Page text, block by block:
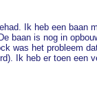
Ik heb een
baan is nog in
was het probleem
Ik heb er toen